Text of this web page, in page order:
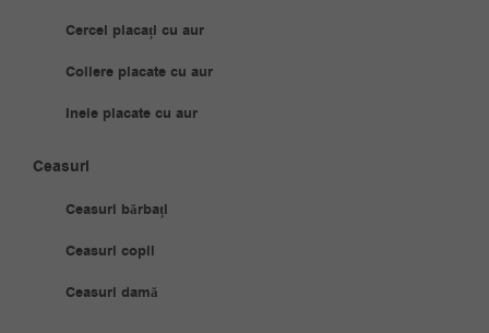
Cercei placați cu aur
Coliere placate cu aur
Inele placate cu aur
Ceasuri
Ceasuri bărbați
Ceasuri copii
Ceasuri damă